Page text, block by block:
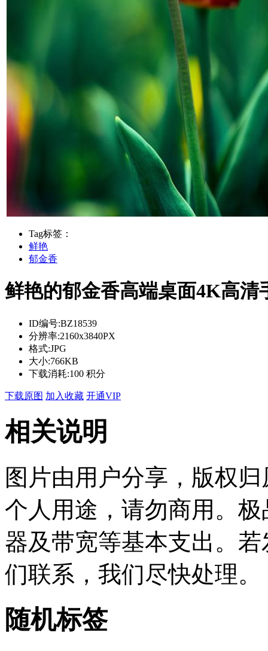
Tag标签：
鲜艳
郁金香
鲜艳的郁金香高端桌面4K高清
ID编号:BZ18539
分辨率:2160x3840PX
格式:JPG
大小:766KB
下载消耗:100 积分
下载原图 加入收藏 开通VIP
相关说明
图片由用户分享，版权
个人用途，请勿商用。
器及带宽等基本支出。
们联系，我们尽快处理。
随机标签